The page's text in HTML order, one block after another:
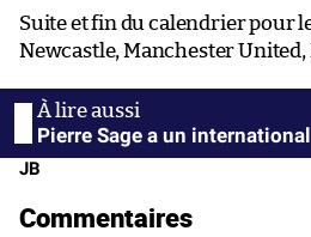
Suite et fin du calendrier pour
Newcastle, Manchester United,
Pierre Sage a un
JB
Commentaires